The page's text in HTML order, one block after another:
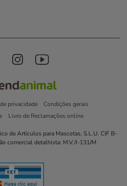
privacidade
Condições gerais
Livro de Reclamações online
de Artículos para Mascotas, S.L.U. CIF B-
comercial detalhista: M.V./I-131/M